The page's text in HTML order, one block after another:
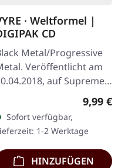
· Weltformel |
CD
Metal/Progressive
Veröffentlicht am
auf Supreme
Chaos Records. Limitierte
Erstauflage als CD im
Schnall Dich an,…
9,99 €
Sofort verfügbar,
1-2 Werktage
HINZUFÜGEN